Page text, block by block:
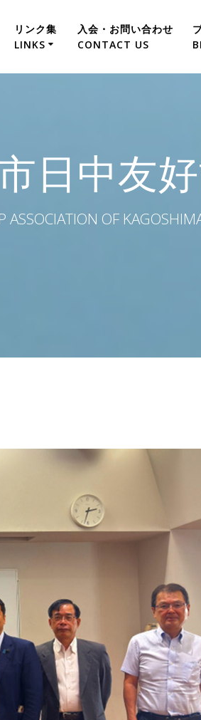
リンク集
LINKS
Kagoshima International
入会・お問い合わせ
CONTACT US
日中友
ASSOCIATION OF